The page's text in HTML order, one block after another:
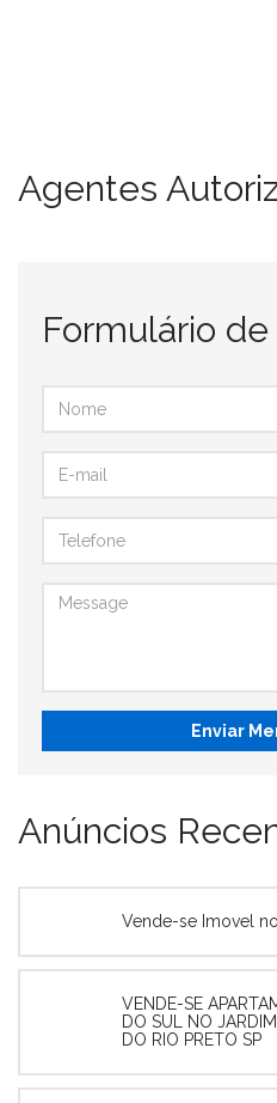
Agentes
Formulário
Enviar
Anúncios
Vende-se Imovel
VENDE-SE
DO SUL NO
DO RIO PRETO SP